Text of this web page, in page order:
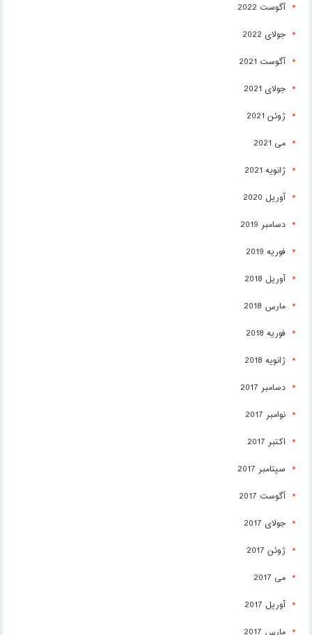
آگوست 2022
جولای 2022
آگوست 2021
جولای 2021
ژوئن 2021
می 2021
ژانویه 2021
آوریل 2020
دسامبر 2019
فوریه 2019
آوریل 2018
مارس 2018
فوریه 2018
ژانویه 2018
دسامبر 2017
نوامبر 2017
اکتبر 2017
سپتامبر 2017
آگوست 2017
جولای 2017
ژوئن 2017
می 2017
آوریل 2017